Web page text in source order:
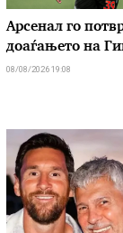
Арсенал го
доаѓањето на
08/08/2026 19:08